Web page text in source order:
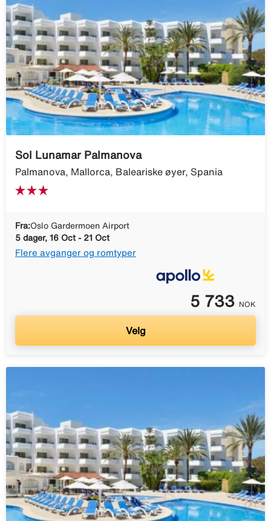
Sol Lunamar Palmanova
Palmanova, Mallorca, Baleariske øyer, Spania
Fra:Oslo Gardermoen Airport
5 dager, 16 Oct - 21 Oct
Flere avganger og romtyper
5 733 NOK
Velg